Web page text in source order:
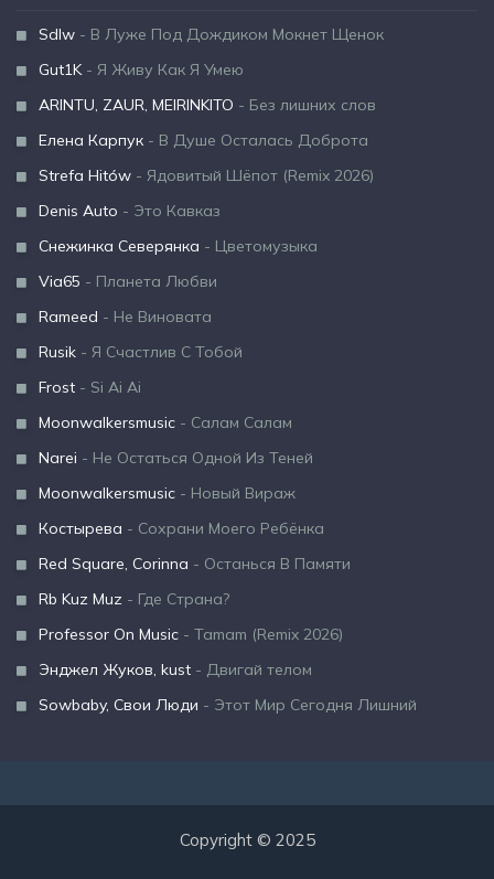
Sdlw - В Луже Под Дождиком Мокнет Щенок
Gut1K- Я Живу Как Я Умею
ARINTU, ZAUR, MEIRINKITO - Без лишних слов
Елена Карпук - В Душе Осталась Доброта
Strefa Hitów - Ядовитый Шёпот (Remix 2026)
Denis Auto - Это Кавказ
Снежинка Северянка - Цветомузыка
Via65 - Планета Любви
Rameed - Не Виновата
Rusik - Я Счастлив С Тобой
Frost - Si Ai Ai
Moonwalkersmusic - Салам Салам
Narei - Не Остаться Одной Из Теней
Moonwalkersmusic - Новый Вираж
Костырева - Сохрани Моего Ребёнка
Red Square, Corinna - Останься В Памяти
Rb Kuz Muz - Где Страна?
Professor On Music - Tamam (Remix 2026)
Энджел Жуков, kust - Двигай телом
Sowbaby, Свои Люди - Этот Мир Сегодня Лишний
Copyright © 2025